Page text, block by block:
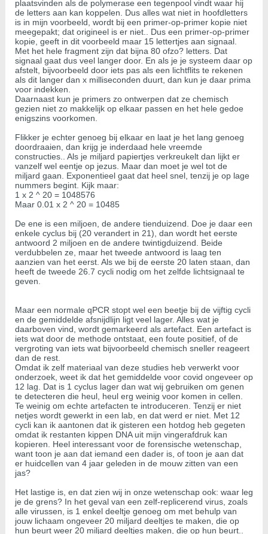
plaatsvinden als de polymerase een tegenpool vindt waar hij
de letters aan kan koppelen. Dus alles wat niet in hoofdletters
is in mijn voorbeeld, wordt bij een primer-op-primer kopie niet
meegepakt; dat origineel is er niet.. Dus een primer-op-primer
kopie, geeft in dit voorbeeld maar 15 lettertjes aan signaal.
Met het hele fragment zijn dat bijna 80 ofzo? letters. Dat
signaal gaat dus veel langer door. En als je je systeem daar op
afstelt, bijvoorbeeld door iets pas als een lichtflits te rekenen
als dit langer dan x milliseconden duurt, dan kun je daar prima
voor indekken.
Daarnaast kun je primers zo ontwerpen dat ze chemisch
gezien niet zo makkelijk op elkaar passen en het hele gedoe
enigszins voorkomen.
Flikker je echter genoeg bij elkaar en laat je het lang genoeg
doordraaien, dan krijg je inderdaad hele vreemde
constructies.. Als je miljard papiertjes verkreukelt dan lijkt er
vanzelf wel eentje op jezus. Maar dan moet je wel tot de
miljard gaan. Exponentieel gaat dat heel snel, tenzij je op lage
nummers begint. Kijk maar:
1 x 2 ^ 20 = 1048576
Maar 0.01 x 2 ^ 20 = 10485
De ene is een miljoen, de andere tienduizend. Doe je daar een
enkele cyclus bij (20 verandert in 21), dan wordt het eerste
antwoord 2 miljoen en de andere twintigduizend. Beide
verdubbelen ze, maar het tweede antwoord is laag ten
aanzien van het eerst. Als we bij de eerste 20 laten staan, dan
heeft de tweede 26.7 cycli nodig om het zelfde lichtsignaal te
geven.
Maar een normale qPCR stopt wel een beetje bij de vijftig cycli
en de gemiddelde afsnijdlijn ligt veel lager. Alles wat je
daarboven vind, wordt gemarkeerd als artefact. Een artefact is
iets wat door de methode ontstaat, een foute positief, of de
vergroting van iets wat bijvoorbeeld chemisch sneller reageert
dan de rest.
Omdat ik zelf materiaal van deze studies heb verwerkt voor
onderzoek, weet ik dat het gemiddelde voor covid ongeveer op
12 lag. Dat is 1 cyclus lager dan wat wij gebruiken om genen
te detecteren die heul, heul erg weinig voor komen in cellen.
Te weinig om echte artefacten te introduceren. Tenzij er niet
netjes wordt gewerkt in een lab, en dat werd er niet. Met 12
cycli kan ik aantonen dat ik gisteren een hotdog heb gegeten
omdat ik restanten kippen DNA uit mijn vingerafdruk kan
kopieren. Heel interessant voor de forensische wetenschap,
want toon je aan dat iemand een dader is, of toon je aan dat
er huidcellen van 4 jaar geleden in de mouw zitten van een
jas?
Het lastige is, en dat zien wij in onze wetenschap ook: waar leg
je de grens? In het geval van een zelf-replicerend virus, zoals
alle virussen, is 1 enkel deeltje genoeg om met behulp van
jouw lichaam ongeveer 20 miljard deeltjes te maken, die op
hun beurt weer 20 miljard deeltjes maken, die op hun beurt..